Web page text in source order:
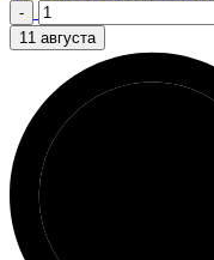
-
11 августа